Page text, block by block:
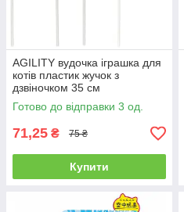
AGILITY вудочка іграшка для
котів пластик жучок з
дзвіночком 35 см
Готово до відправки 3 од.
71,25 ₴ 75 ₴
Купити